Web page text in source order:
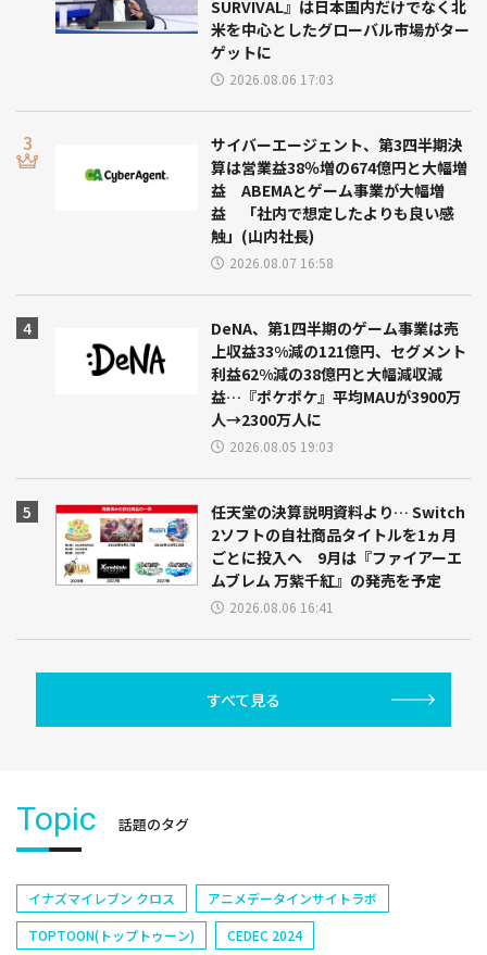
SURVIVAL』は日本国内だけでなく北
米を中心としたグローバル市場がター
ゲットに
2026.08.06 17:03
サイバーエージェント、第3四半期決
算は営業益38％増の674億円と大幅増
益 ABEMAとゲーム事業が大幅増
益 「社内で想定したよりも良い感
触」(山内社長)
2026.08.07 16:58
DeNA、第1四半期のゲーム事業は売
上収益33%減の121億円、セグメント
利益62%減の38億円と大幅減収減
益…『ポケポケ』平均MAUが3900万
人→2300万人に
2026.08.05 19:03
任天堂の決算説明資料より… Switch
2ソフトの自社商品タイトルを1ヵ月
ごとに投入へ 9月は『ファイアーエ
ムブレム 万紫千紅』の発売を予定
2026.08.06 16:41
すべて見る
Topic 話題のタグ
イナズマイレブン クロス
アニメデータインサイトラボ
TOPTOON(トップトゥーン)
CEDEC 2024